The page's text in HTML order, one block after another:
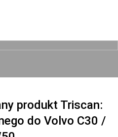
produkt Triscan:
do Volvo C30 /